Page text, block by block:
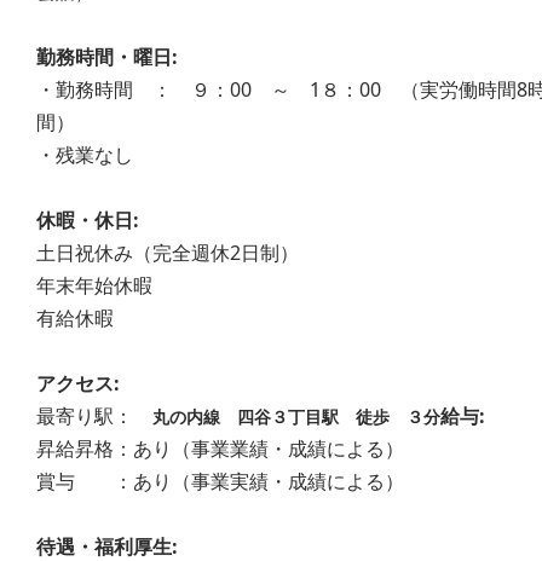
勤務時間・曜日:
・勤務時間 ： ９：00 ～ 1８：00 （実労働時間8
間）
・残業なし
休暇・休日:
土日祝休み（完全週休2日制）
年末年始休暇
有給休暇
アクセス:
最寄り駅：
丸の内線 四谷３丁目駅 徒歩 ３分給与:
昇給昇格：あり（事業業績・成績による）
賞与 ：あり（事業実績・成績による）
待遇・福利厚生: